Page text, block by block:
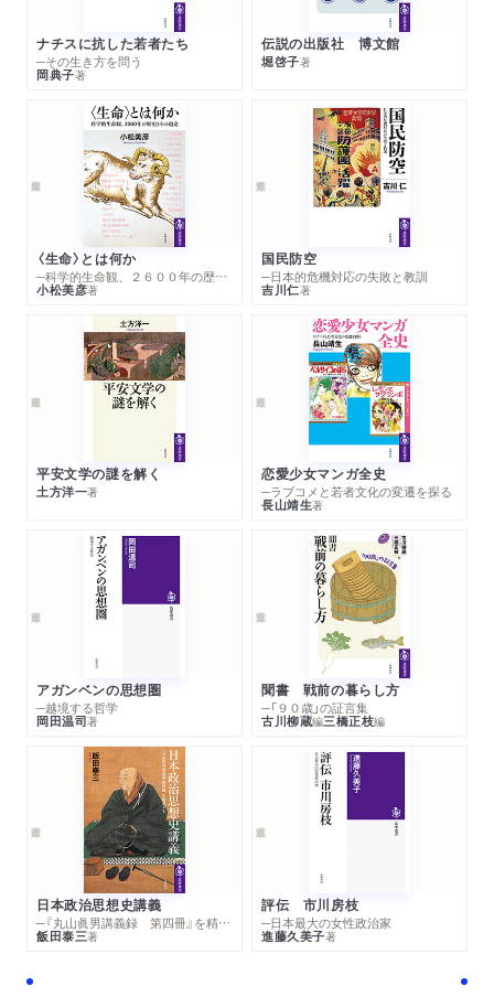
ナチスに抗した若者たち
─その生き方を問う
岡典子著
伝説の出版社 博文館
堀啓子著
〈生命〉とは何か
─科学的生命観、２６００年の歴史とその超克
小松美彦著
国民防空
─日本的危機対応の失敗と教訓
吉川仁著
平安文学の謎を解く
土方洋一著
恋愛少女マンガ全史
─ラブコメと若者文化の変遷を探る
長山靖生著
アガンベンの思想圏
─越境する哲学
岡田温司著
聞書 戦前の暮らし方
─「９０歳」の証言集
古川柳蔵編三橋正枝編
日本政治思想史講義
─『丸山眞男講義録 第四冊』を精読する
飯田泰三著
評伝 市川房枝
─日本最大の女性政治家
進藤久美子著